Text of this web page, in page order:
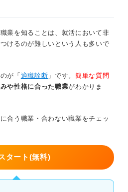
教育
がある企業の収入ランキング
する
業を知ることは、就活において非
けるのが難しいという人も多いで
が「 適職診断 」です。 簡単な質問
や性格に合った職業がわかりま
合う職業・合わない職業をチェッ
タート(無料)
ナー